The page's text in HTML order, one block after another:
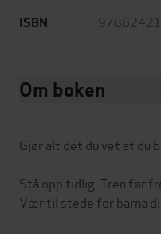
ISBN
Om boken
Gjør alt det du vet at du
Stå opp tidlig. Tren før
Vær til stede for barna